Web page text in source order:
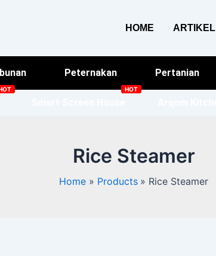
HOME ARTIKEL
Peternakan Pertanian
Rice Steamer
Home Products Rice Steamer